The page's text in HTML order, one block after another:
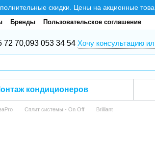
скидки. Цены на акционные
Бренды Пользовательское соглашение
72 70,093 053 34 54 Хочу консультацию
кондиционеров
Сплит системы - On Off Brilliant